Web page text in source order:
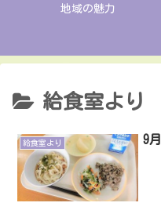
地域の魅力
給食室より
給食室より 9